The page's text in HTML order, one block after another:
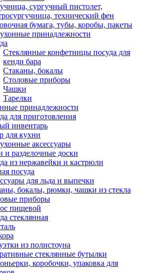
сургучный пистолет,
технический фен
бумага, тубы, коробы, пакеты
принадлежности
Стеклянные конфетницы посуда для
кенди бара
Стаканы, бокалы
Столовые приборы
Чашки
Тарелки
принадлежности
для приготовления
инвентарь
для кухни
аксессуары
и разделочные доски
из нержавейки и кастрюли
посуда
для льда и выпечки
бокалы, рюмки, чашки из стекла
приборы
пищевой
стеклянная
из полистоуна
стеклянные бутылки
коробочки, упаковка для